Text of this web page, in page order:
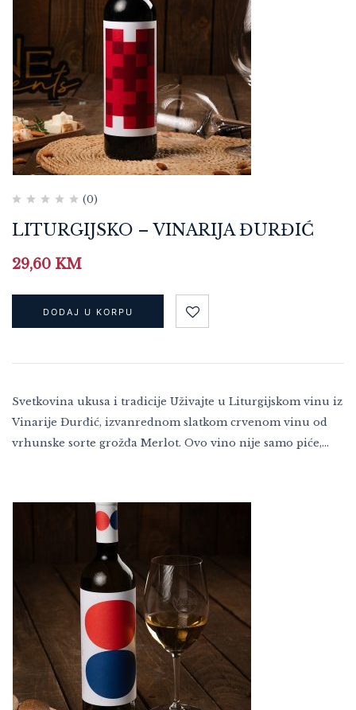
(0)
LITURGIJSKO – VINARIJA ĐURĐIĆ
29,60 KM
DODAJ U KORPU
Svetkovina ukusa i tradicije Uživajte u Liturgijskom vinu iz
Vinarije Đurđić, izvanrednom slatkom crvenom vinu od
vrhunske sorte grožđa Merlot. Ovo vino nije samo piće,…